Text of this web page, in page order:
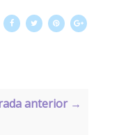
anterior →